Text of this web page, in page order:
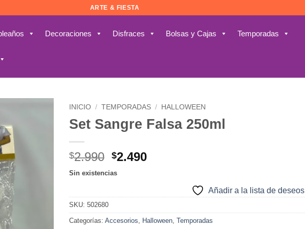
ARTE & FIESTA
Decoraciones Disfraces Bolsas y Cajas Temporadas
INICIO / TEMPORADAS / HALLOWEEN
Set Sangre Falsa 250ml
$2.990 El
precio
$2.490El
Sin existencias
Añadir a la lista de deseos
SKU: 502680
Categorías: Accesorios Halloween, Temporadas